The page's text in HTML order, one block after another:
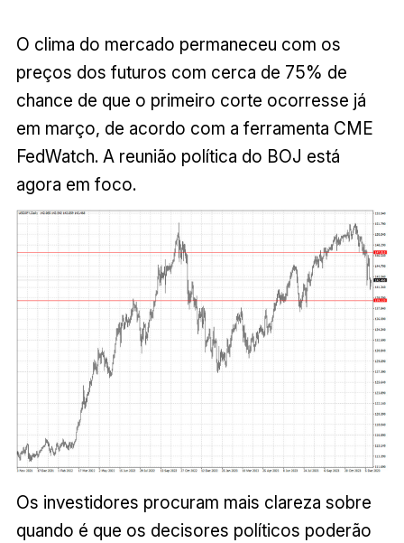
O clima do mercado permaneceu com os
preços dos futuros com cerca de 75% de
chance de que o primeiro corte ocorresse já
em março, de acordo com a ferramenta CME
FedWatch. A reunião política do BOJ está
agora em foco.
Os investidores procuram mais clareza sobre
quando é que os decisores políticos poderão